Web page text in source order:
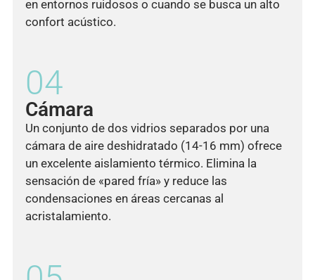
en entornos ruidosos o cuando se busca un alto
confort acústico.
04
Cámara
Un conjunto de dos vidrios separados por una
cámara de aire deshidratado (14-16 mm) ofrece
un excelente aislamiento térmico. Elimina la
sensación de «pared fría» y reduce las
condensaciones en áreas cercanas al
acristalamiento.